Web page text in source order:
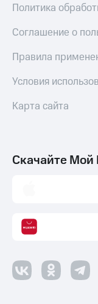
Политика
Соглашение о
Правила
Условия
Карта сайта
Скачайте